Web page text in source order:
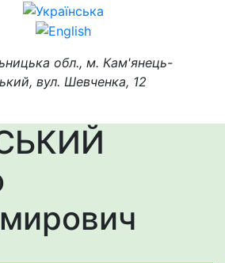
обл., м. Кам'янець-
вул. Шевченка, 12